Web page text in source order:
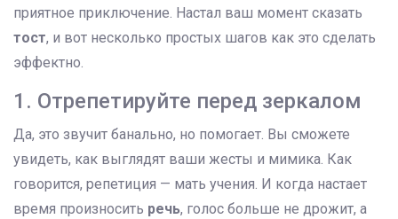
приятное приключение. Настал ваш момент сказать
тост, и вот несколько простых шагов как это сделать
эффектно.
1. Отрепетируйте перед зеркалом
Да, это звучит банально, но помогает. Вы сможете
увидеть, как выглядят ваши жесты и мимика. Как
говорится, репетиция — мать учения. И когда настает
время произносить речь, голос больше не дрожит, а